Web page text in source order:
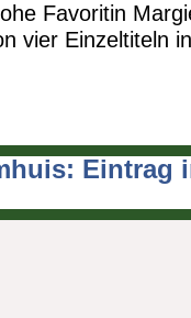
Favoritin
vier Einzeltiteln
Eintrag